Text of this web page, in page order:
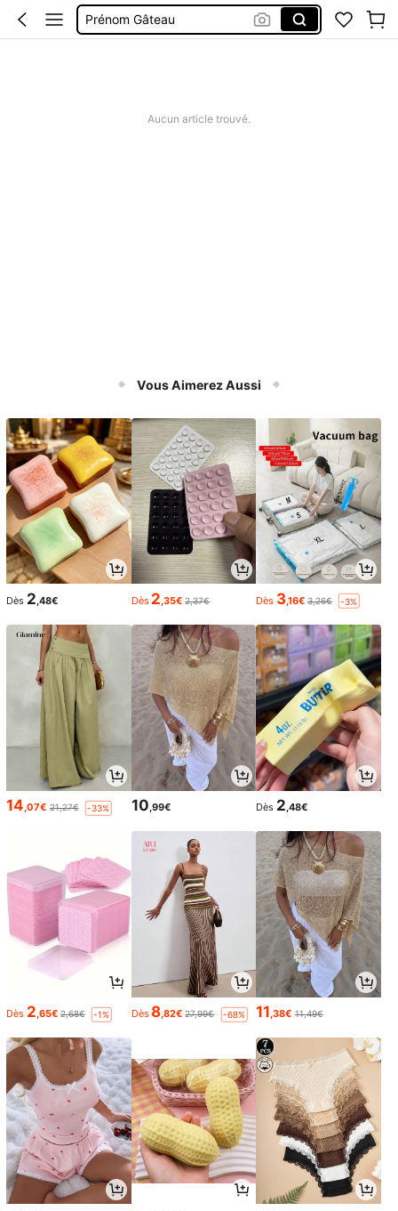
Prénom Gâteau
Aucun article trouvé.
Vous Aimerez Aussi
Dès 2 ,48€ Dès 2 ,35€ 2,37€ Dès 3,16€ 3,26€ -3%
14,07€ 21,27€ -33% 10,99€ Dès 2,48€
Dès 2,65€ 2,68€ -1% Dès8,82€ 27,99€ -68% 11,38€ 11,49€